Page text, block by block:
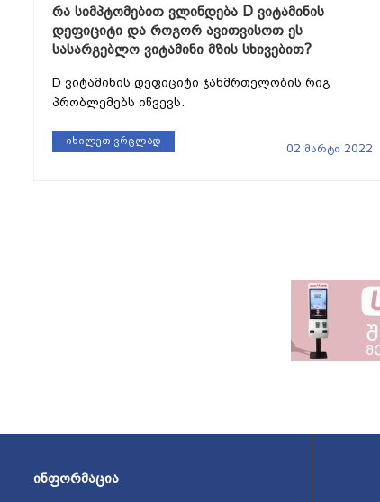
რა სიმპტომებით ვლინდება D ვიტამინის
დეფიციტი და როგორ ავითვისოთ ეს
სასარგებლო ვიტამინი მზის სხივებით?
D ვიტამინის დეფიციტი ჯანმრთელობის რიგ
პრობლემებს იწვევს.
იხილეთ ვრცლად
02 მარტი 2022
ᲘᲜᲤᲝᲠᲛᲐᲪᲘᲐ